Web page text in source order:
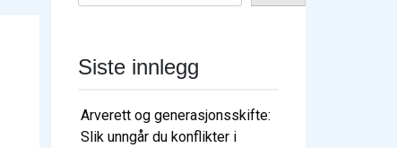
Siste innlegg
Arverett og generasjonsskifte:
Slik unngår du konflikter i